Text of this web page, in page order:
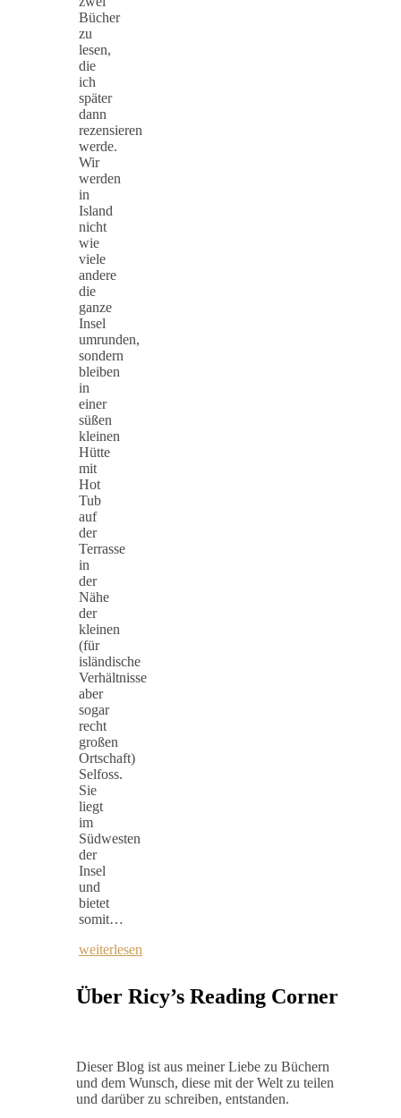
Bücher
zu
lesen,
die
ich
später
dann
rezensieren
werde.
Wir
werden
in
Island
nicht
wie
viele
andere
die
ganze
Insel
umrunden,
sondern
bleiben
in
einer
süßen
kleinen
Hütte
mit
Hot
Tub
auf
der
Terrasse
in
der
Nähe
der
kleinen
(für
isländische
Verhältnisse
aber
sogar
recht
großen
Ortschaft)
Selfoss.
Sie
liegt
im
Südwesten
der
Insel
und
bietet
somit…
weiterlesen
Über Ricy’s Reading Corner
Dieser Blog ist aus meiner Liebe zu Büchern
und dem Wunsch, diese mit der Welt zu teilen
und darüber zu schreiben, entstanden.